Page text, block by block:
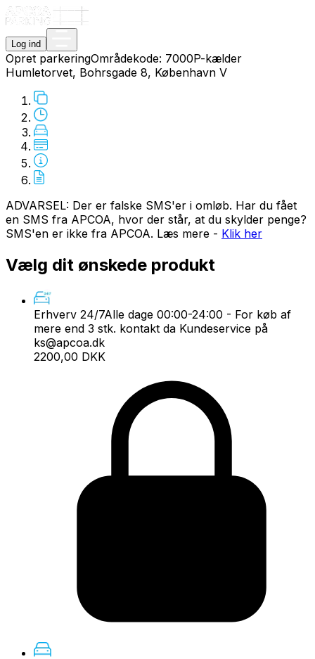
Log ind
Opret parkeringOmrådekode: 7000P-kælder
Humletorvet, Bohrsgade 8, København V
ADVARSEL: Der er falske SMS'er i omløb. Har du fået
en SMS fra APCOA, hvor der står, at du skylder penge?
SMS'en er ikke fra APCOA. Læs mere - Klik her
Vælg dit ønskede produkt
Erhverv 24/7Alle dage 00:00-24:00 - For køb af
mere end 3 stk. kontakt da Kundeservice på
ks@apcoa.dk
2200,00 DKK